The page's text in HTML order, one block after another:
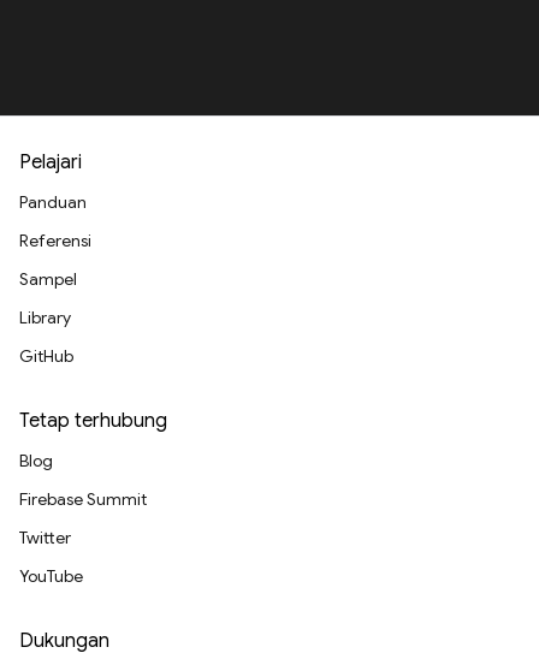
Pelajari
Panduan
Referensi
Sampel
Library
GitHub
Tetap terhubung
Blog
Firebase Summit
Twitter
YouTube
Dukungan